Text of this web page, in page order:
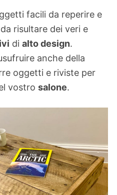
facili da reperire e
risultare dei veri e
di alto design.
anche della
oggetti e riviste per
vostro salone.